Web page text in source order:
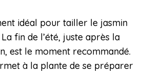
idéal pour tailler le jasmin
fin de l’été, juste après la
est le moment recommandé.
à la plante de se préparer